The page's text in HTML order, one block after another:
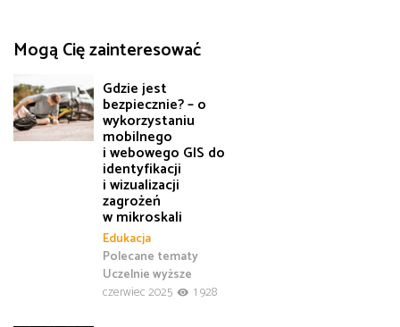
Mogą Cię zainteresować
Gdzie jest
bezpiecznie? – o
wykorzystaniu
mobilnego
i webowego GIS do
identyfikacji
i wizualizacji
zagrożeń
w mikroskali
Edukacja
Polecane tematy
Uczelnie wyższe
czerwiec 2025
1 928